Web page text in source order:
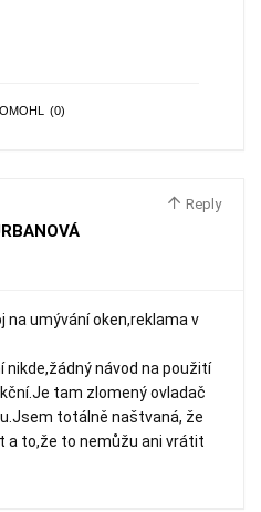
(0)
Reply
umývání oken,reklama v
návod na použití
tam zlomený ovladač
totálně naštvaná, že
a to,že to nemůžu ani vrátit